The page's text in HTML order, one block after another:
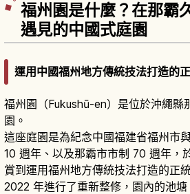
福州園是什麼？在那霸
遇見的中國式庭園
運用中國福州地方傳統技法打造的
福州園（Fukushū-en）是位於沖繩縣
園。
這座庭園是為紀念中國福建省福州市
10 週年、以及那霸市市制 70 週年，
賞到運用福州地方傳統技法打造的正
2022 年進行了重新整修，園內的池